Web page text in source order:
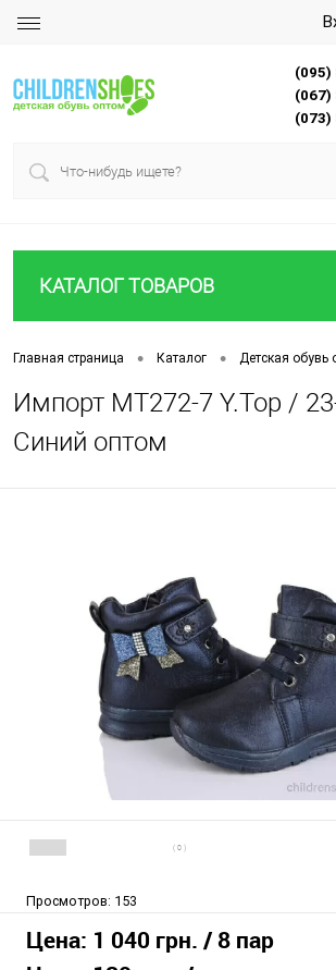
(095)
(067)
(073)
КАТАЛОГ ТОВАРОВ
Главная страница • Каталог • Детская обувь
Импорт MT272-7 Y.Top /
Синий оптом
( 0 )
Просмотров: 153
Цена: 1 040 грн. / 8 пар